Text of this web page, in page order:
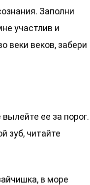
Заполни
участлив и
веки веков, забери
ее за порог.
зуб, читайте
в море